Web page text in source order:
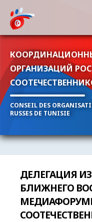
ОРГАНИЗАЦИЙ
CONSEIL DES
RUSSES DE TUNISIE
ДЕЛЕГАЦИЯ
БЛИЖНЕГО